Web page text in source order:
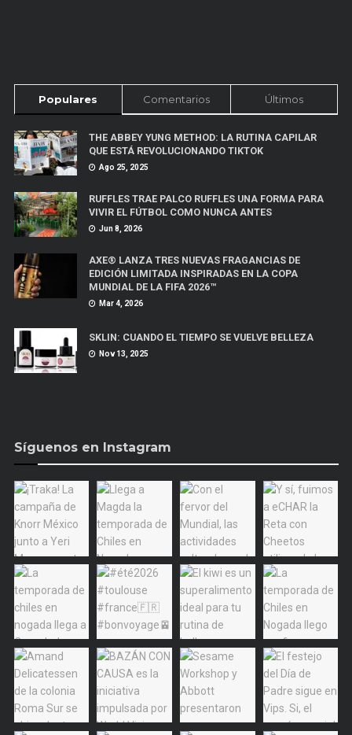
Populares Comentarios Últimos
THE ABBEY YUNG METHOD: LA RUTINA CAPILAR
QUE ESTÁ REVOLUCIONANDO TIKTOK
Ago 25, 2025
RUFFLES TRAE PALCO RUFFLES UNA FORMA PARA
VIVIR EL FÚTBOL COMO NUNCA ANTES
Jun 8, 2026
AXE® LANZA TRES NUEVAS FRAGANCIAS DE
EDICIÓN LIMITADA INSPIRADAS EN LA COPA
MUNDIAL DE LA FIFA 2026™
Mar 4, 2026
SKLIN: CUANDO EL TIEMPO SE VUELVE BELLEZA
Nov 13, 2025
Síguenos en Instagram